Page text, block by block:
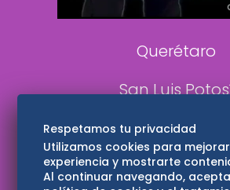
Consultas
Querétaro
San Luis
Edomex
Consultas
Respetamos tu privacidad
Utilizamos cookies para
experiencia y mostrarte
Al continuar navegando,